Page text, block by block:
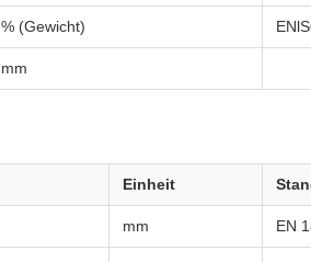
% (Gewicht)
mm
Einheit
mm EN